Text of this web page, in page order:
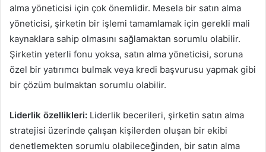
alma yöneticisi için çok önemlidir. Mesela bir satın alma
yöneticisi, şirketin bir işlemi tamamlamak için gerekli mali
kaynaklara sahip olmasını sağlamaktan sorumlu olabilir.
Şirketin yeterli fonu yoksa, satın alma yöneticisi, soruna
özel bir yatırımcı bulmak veya kredi başvurusu yapmak gibi
bir çözüm bulmaktan sorumlu olabilir.
Liderlik özellikleri: Liderlik becerileri, şirketin satın alma
stratejisi üzerinde çalışan kişilerden oluşan bir ekibi
denetlemekten sorumlu olabileceğinden, bir satın alma